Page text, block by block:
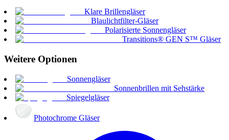
Klare Brillengläser
Blaulichtfilter-Gläser
Polarisierte Sonnengläser
Transitions® GEN S™ Gläser
Weitere Optionen
Sonnengläser
Sonnenbrillen mit Sehstärke
Spiegelgläser
Photochrome Gläser